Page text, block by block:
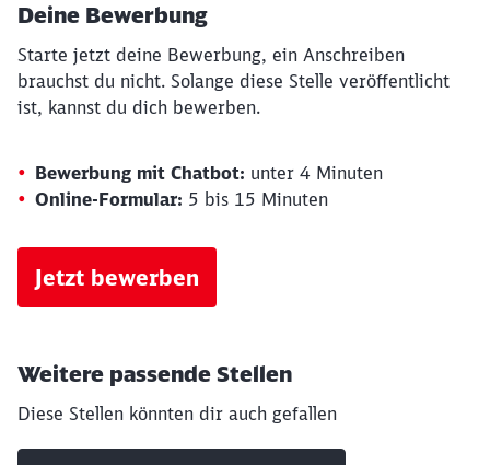
Deine Bewerbung
Starte jetzt deine Bewerbung, ein Anschreiben
brauchst du nicht. Solange diese Stelle veröffentlicht
ist, kannst du dich bewerben.
Bewerbung mit Chatbot: unter 4 Minuten
Online-Formular: 5 bis 15 Minuten
Jetzt bewerben
Weitere passende Stellen
Diese Stellen könnten dir auch gefallen